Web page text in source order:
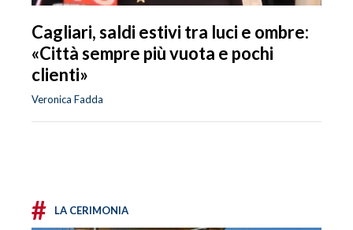
Cagliari, saldi estivi tra luci e ombre:
«Città sempre più vuota e pochi
clienti»
Veronica Fadda
# LA CERIMONIA